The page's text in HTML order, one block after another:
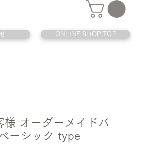
オーダーメイドバ
ーシック type
ONLINE SHOP TOP